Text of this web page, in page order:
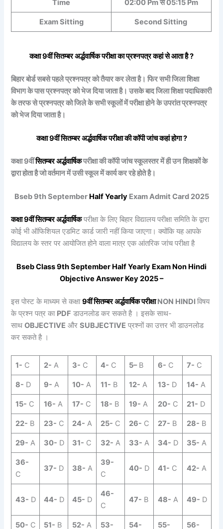
Time 02:00 Pm से 05:15 Pm
Exam Sitting Second Sitting
कक्षा 9वींसितम्बरअर्द्धवार्षिकपरीक्षा का प्रश्नपत्र कहां से आता है ?
बिहार बोर्ड सबसे पहले प्रश्नपत्र को तैयार कर लेता है। फिर सभी जिला शिक्षा
विभाग के पास प्रश्नपत्र को भेज दिया जाता है। उसके बाद जिला शिक्षा पदाधिकारी
के तरफ से प्रश्नपत्र को जिले के सभी स्कूलों में परीक्षा होने के उपरांत प्रश्नपत्र
को भेज दिया जाता है।
कक्षा 9वींसितम्बरअर्द्धवार्षिकपरीक्षा की कॉपी जांच कहां होगा ?
कक्षा 9वींसितम्बरअर्द्धवार्षिकपरीक्षा की कॉपी जांच स्कूलस्तर में ही उन शिक्षकों के
द्वारा होता है जो वर्तमान में उसी स्कूल में कार्य कर रहे होते है।
Bseb 9th September Half YearlyExam Admit Card 2025
कक्षा 9वींसितम्बरअर्द्धवार्षिकपरीक्षा के लिए बिहार विद्यालय परीक्षा समिति के द्वारा
कोई भी ऑफिशियल एडमिट कार्ड जारी नहीं किया जाएगा। क्योंकि यह आपके
विद्यालय के स्तर पर आयोजित होने वाला मात्र एक आंतरिक जांच परीक्षा है
Bseb Class 9thSeptember Half Yearly Exam Non Hindi
Objective Answer Key 2025 –
इस पोस्ट के माध्यम से कक्षा9वींसितम्बरअर्द्धवार्षिकपरीक्षाNON HINDIविषय
के प्रश्न पत्र का PDF डाउनलोड कर सकते है । इसके साथ-
साथOBJECTIVE औरSUBJECTIVE प्रश्नों का उत्तर भी डाउनलोड
कर सकते है ।
1- C 2- A 3- C 4- C 5–B 6- C 7- C
8- D 9- A 10- A 11- B 12- A 13- D 14- A
15- C 16- A 17- C 18- B 19- A 20- C 21- D
22- B 23- C 24- A 25- C 26- C 27- B 28- B
29- A 30- D 31- C 32- A 33- A 34- D 35- A
36-
C
37- D 38- A
39-
C
40- D 41- C 42- A
43- D 44- D 45- D
46-
C
47- B 48- A 49- D
50- C 51- B 52- A 53- 54- 55- 56-